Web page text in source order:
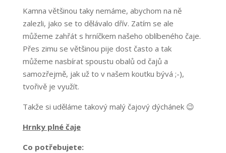
Kamna většinou taky nemáme, abychom na ně
zalezli, jako se to dělávalo dřív. Zatím se ale
můžeme zahřát s hrníčkem našeho oblíbeného čaje.
Přes zimu se většinou pije dost často a tak
můžeme nasbírat spoustu obalů od čajů a
samozřejmě, jak už to v našem koutku bývá ;-),
tvořivě je využít.
Takže si uděláme takový malý čajový dýchánek 😉
Hrnky plné čaje
Co potřebujete: